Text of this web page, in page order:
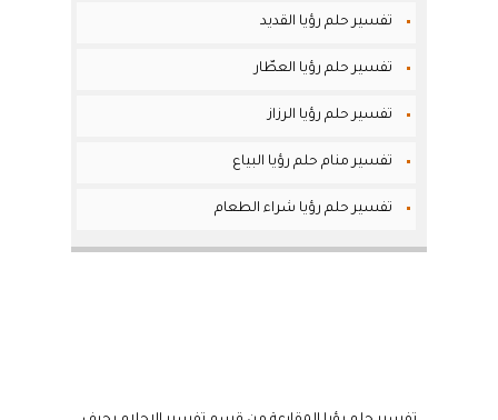
تفسير حلم رؤيا القديد
تفسير حلم رؤيا العطّار
تفسير حلم رؤيا الرزاز
تفسير منام حلم رؤيا البياع
تفسير حلم رؤيا شراء الطعام